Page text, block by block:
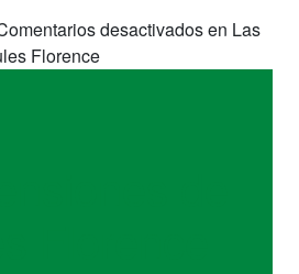
desactivadosen Las
Florence